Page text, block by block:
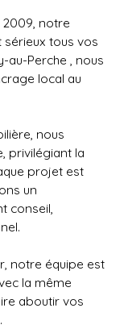
notre
tous vos
au-Perche , nous
local au
nous
privilégiant la
projet est
un
conseil,
notre équipe est
la même
aboutir vos